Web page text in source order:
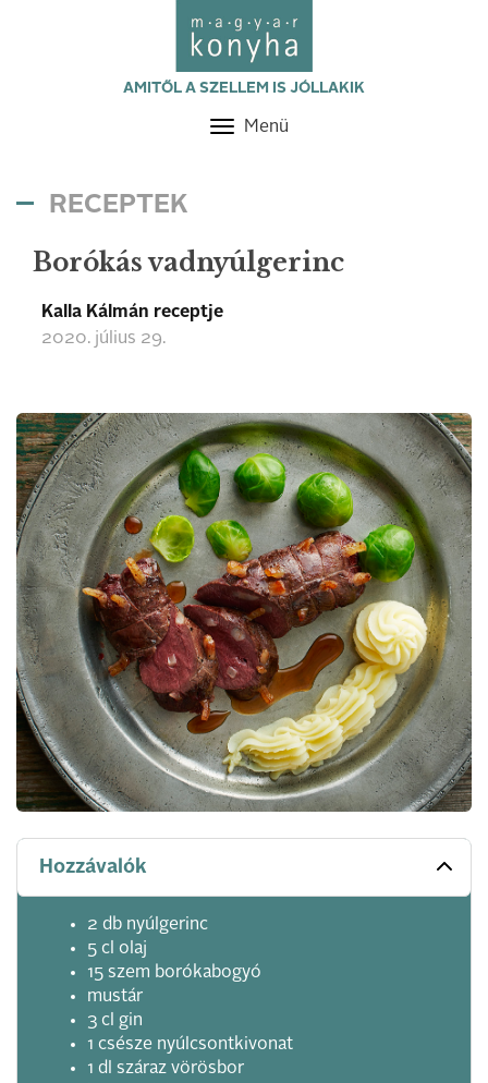
AMITŐL A SZELLEM IS JÓLLAKIK
Toggle
Menü
RECEPTEK
Borókás vadnyúlgerinc
Kalla Kálmán receptje
2020. július 29.
Hozzávalók
2 db nyúlgerinc
5 cl olaj
15 szem borókabogyó
mustár
3 cl gin
1 csésze nyúlcsontkivonat
1 dl száraz vörösbor